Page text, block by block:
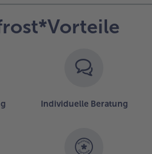
Individuelle Beratung